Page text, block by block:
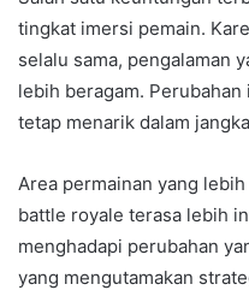
tingkat imersi pemain.
selalu sama, pengalaman
lebih beragam.
tetap menarik dalam
Area permainan yang
battle royale terasa lebih
menghadapi perubahan
yang mengutamakan